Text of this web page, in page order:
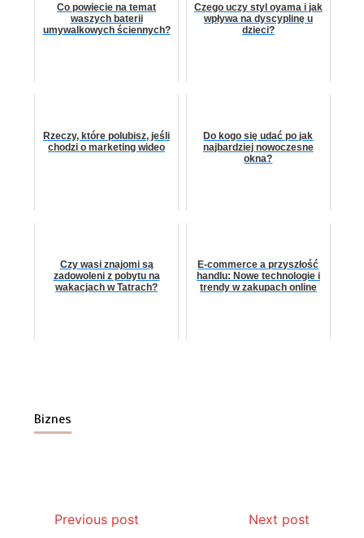
Co powiecie na temat
waszych baterii
umywalkowych ściennych?
Czego uczy styl oyama i jak
wpływa na dyscyplinę u
dzieci?
Rzeczy, które polubisz, jeśli
chodzi o marketing wideo
Do kogo się udać po jak
najbardziej nowoczesne
okna?
Czy wasi znajomi są
zadowoleni z pobytu na
wakacjach w Tatrach?
E-commerce a przyszłość
handlu: Nowe technologie i
trendy w zakupach online
Biznes
Previous post Next post